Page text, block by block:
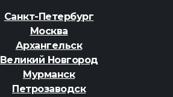
Санкт-Петербург
Москва
Архангельск
Великий Новгород
Мурманск
Петрозаводск